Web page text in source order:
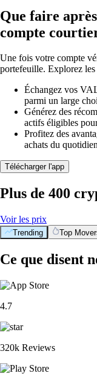
Que faire
compte
Une fois votre compte
portefeuille. Explorez
Échangez vos
parmi un large
Générez des
actifs éligibles
Profitez des
achats du
Télécharger l'app
Plus de 400
Voir les prix
Trending Top
Ce que disent
4.7
320k Reviews